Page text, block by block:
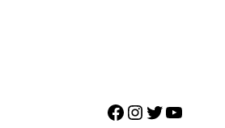
Facebook
Instagram
Twitter
YouTube